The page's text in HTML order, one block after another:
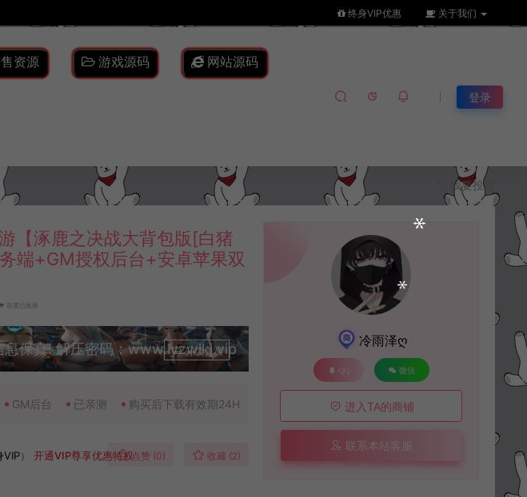
终身VIP优惠 关于我们
资源 游戏源码 网站源码
登录
我要投稿
【涿鹿之决战大背包版[白猪
端+GM授权后台+安卓苹果双
百度已收录
息保真! 解压密码：www.lyzwlkj.vip
升级会员
GM后台 已亲测 购买后下载有效期24H
VIP）开通VIP尊享优惠特权点赞 (0) 收藏 (2)
冷雨泽ღ
QQ 微信
进入TA的商铺
联系本站客服